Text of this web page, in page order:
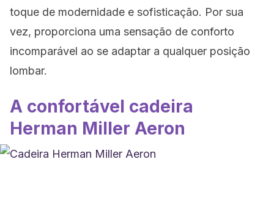
toque de modernidade e sofisticação. Por sua
vez, proporciona uma sensação de conforto
incomparável ao se adaptar a qualquer posição
lombar.
A confortável cadeira
Herman Miller Aeron